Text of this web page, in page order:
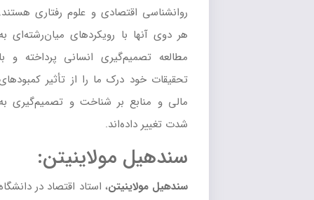
روانشناسی اقتصادی و علوم رفتاری هستند.
هر دوی آنها با رویکردهای میان‌رشته‌ای به
مطالعه تصمیم‌گیری انسانی پرداخته و با
تحقیقات خود درک ما را از تأثیر کمبودهای
مالی و منابع بر شناخت و تصمیم‌گیری به
شدت تغییر داده‌اند.
سندهیل مولاینیتن:
سندهیل مولاینیتن، استاد اقتصاد در دانشگاه